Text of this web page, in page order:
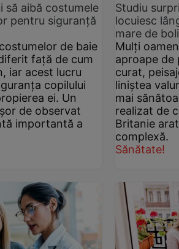
să aibă costumele
pentru siguranță
de baie
față de cum
iar acest lucru
copilului
ei. Un
de observat
importantă a
Studiu
locuiesc
mare de
Mulți
aproape de
curat,
liniștea
mai
realizat de
Britanie
complexă.
Sănătate!